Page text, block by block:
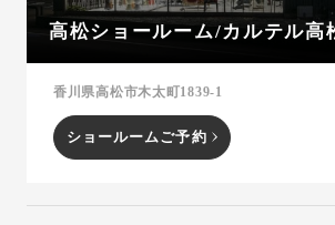
高松ショールーム/カルテル高
香川県高松市木太町1839-1
ショールームご予約